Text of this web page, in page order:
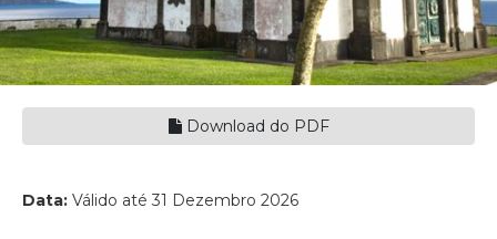
Download do PDF
Data: Válido até 31 Dezembro 2026